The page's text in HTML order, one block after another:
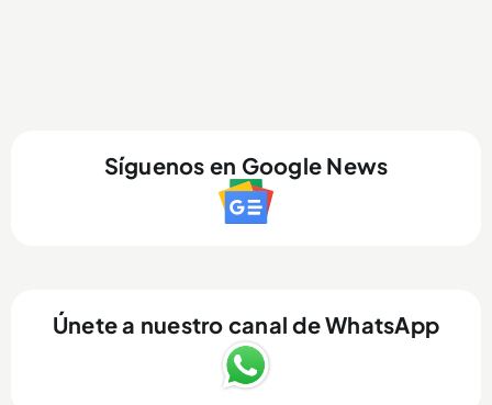
Síguenos en Google News
Únete a nuestro canal de WhatsApp